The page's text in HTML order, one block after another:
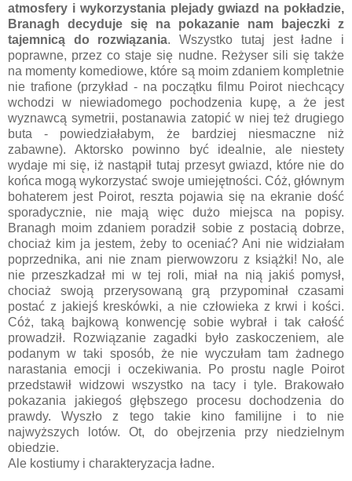
atmosfery i wykorzystania plejady gwiazd na pokładzie,
Branagh decyduje się na pokazanie nam bajeczki z
tajemnicą do rozwiązania. Wszystko tutaj jest ładne i
poprawne, przez co staje się nudne. Reżyser sili się także
na momenty komediowe, które są moim zdaniem kompletnie
nie trafione (przykład - na początku filmu Poirot niechcący
wchodzi w niewiadomego pochodzenia kupę, a że jest
wyznawcą symetrii, postanawia zatopić w niej też drugiego
buta - powiedziałabym, że bardziej niesmaczne niż
zabawne). Aktorsko powinno być idealnie, ale niestety
wydaje mi się, iż nastąpił tutaj przesyt gwiazd, które nie do
końca mogą wykorzystać swoje umiejętności. Cóż, głównym
bohaterem jest Poirot, reszta pojawia się na ekranie dość
sporadycznie, nie mają więc dużo miejsca na popisy.
Branagh moim zdaniem poradził sobie z postacią dobrze,
chociaż kim ja jestem, żeby to oceniać? Ani nie widziałam
poprzednika, ani nie znam pierwowzoru z książki! No, ale
nie przeszkadzał mi w tej roli, miał na nią jakiś pomysł,
chociaż swoją przerysowaną grą przypominał czasami
postać z jakiejś kreskówki, a nie człowieka z krwi i kości.
Cóż, taką bajkową konwencję sobie wybrał i tak całość
prowadził. Rozwiązanie zagadki było zaskoczeniem, ale
podanym w taki sposób, że nie wyczułam tam żadnego
narastania emocji i oczekiwania. Po prostu nagle Poirot
przedstawił widzowi wszystko na tacy i tyle. Brakowało
pokazania jakiegoś głębszego procesu dochodzenia do
prawdy. Wyszło z tego takie kino familijne i to nie
najwyższych lotów. Ot, do obejrzenia przy niedzielnym
obiedzie.
Ale kostiumy i charakteryzacja ładne.